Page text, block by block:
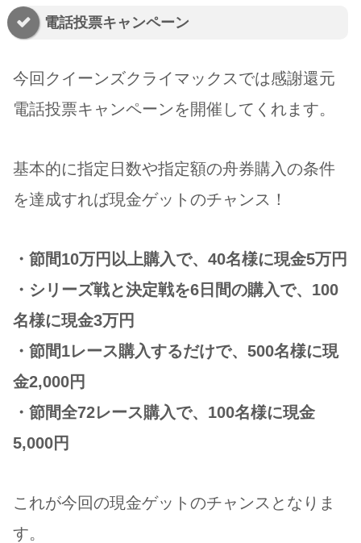
電話投票キャンペーン
今回クイーンズクライマックスでは感謝還元
電話投票キャンペーンを開催してくれます。
基本的に指定日数や指定額の舟券購入の条件
を達成すれば現金ゲットのチャンス！
・節間10万円以上購入で、40名様に現金5万円
・シリーズ戦と決定戦を6日間の購入で、100
名様に現金3万円
・節間1レース購入するだけで、500名様に現
金2,000円
・節間全72レース購入で、100名様に現金
5,000円
これが今回の現金ゲットのチャンスとなりま
す。